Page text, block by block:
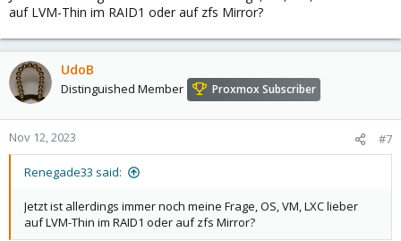
auf LVM-Thin im RAID1 oder auf zfs Mirror?
UdoB
Distinguished Member Proxmox Subscriber
Nov 12, 2023 #7
Renegade33 said:
Jetzt ist allerdings immer noch meine Frage, OS, VM, LXC lieber
auf LVM-Thin im RAID1 oder auf zfs Mirror?